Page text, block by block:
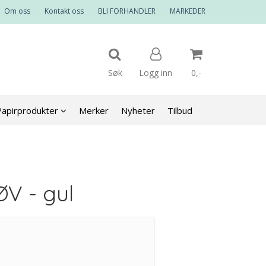
Om oss Kontakt oss BLI FORHANDLER MARKEDER
Søk Logg inn 0,-
Merker Nyheter Tilbud
- gul